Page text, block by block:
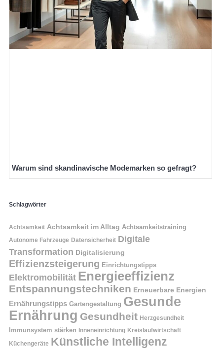
Warum sind skandinavische Modemarken so gefragt?
Schlagwörter
Achtsamkeit Achtsamkeit im Alltag Achtsamkeitstraining
Autonome Fahrzeuge Datensicherheit Digitale
Transformation Digitalisierung
Effizienzsteigerung Einrichtungstipps
Elektromobilität Energieeffizienz
Entspannungstechniken Erneuerbare Energien
Ernährungstipps Gartengestaltung Gesunde
Ernährung Gesundheit Herzgesundheit
Immunsystem stärken Inneneinrichtung Kreislaufwirtschaft
Küchengeräte Künstliche Intelligenz